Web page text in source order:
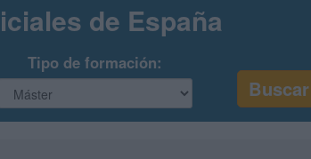
de España
Tipo de formación: